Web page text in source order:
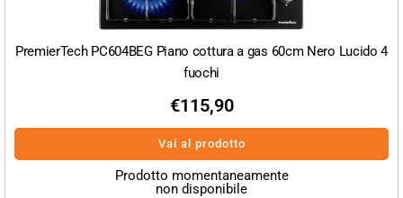
PremierTech PC604BEG Piano cottura a gas 60cm Nero Lucido 4
fuochi
€115,90
Vai al prodotto
Prodotto momentaneamente
non disponibile